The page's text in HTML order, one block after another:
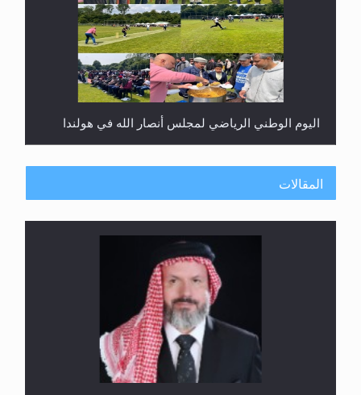
اليوم الوطني الرياضي لمجلس أنصار الله في هولندا
إتمام حفظ القرآن الكريم لثلاثة طلاب من مدرسة الحفظ
المقالات
الهجرة: بحث عن الأمن والسلام في سبيل إرساء الأمن